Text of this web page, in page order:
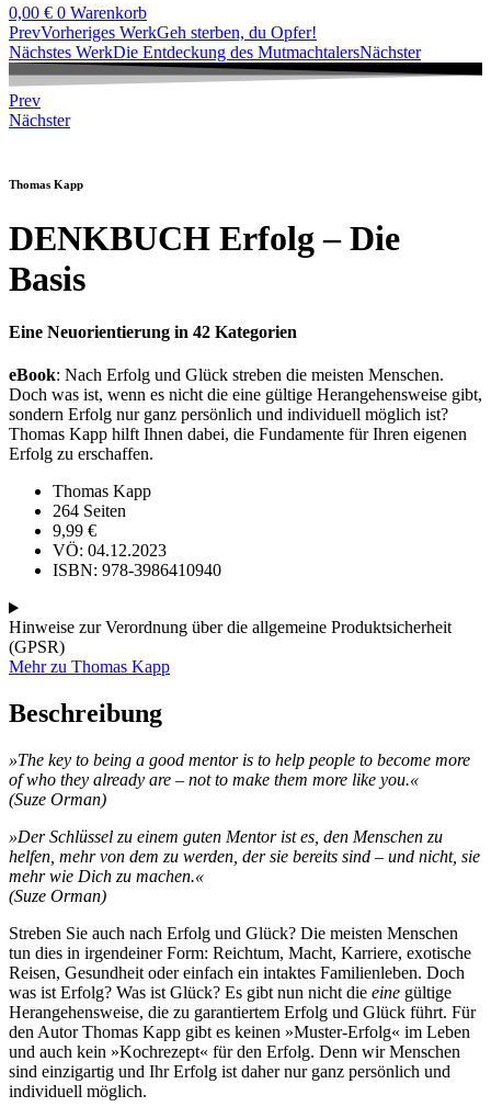
0,00 € 0 Warenkorb
PrevVorheriges WerkGeh sterben, du Opfer!
Nächstes WerkDie Entdeckung des MutmachtalersNächster
Prev
Nächster
Thomas Kapp
DENKBUCH Erfolg – Die
Basis
Eine Neuorientierung in 42 Kategorien
eBook: Nach Erfolg und Glück streben die meisten Menschen.
Doch was ist, wenn es nicht die eine gültige Herangehensweise gibt,
sondern Erfolg nur ganz persönlich und individuell möglich ist?
Thomas Kapp hilft Ihnen dabei, die Fundamente für Ihren eigenen
Erfolg zu erschaffen.
Thomas Kapp
264 Seiten
9,99 €
VÖ: 04.12.2023
ISBN: 978-3986410940
Hinweise zur Verordnung über die allgemeine Produktsicherheit
(GPSR)
Mehr zu Thomas Kapp
Beschreibung
»The key to being a good mentor is to help people to become more
of who they already are – not to make them more like you.«
(Suze Orman)
»Der Schlüssel zu einem guten Mentor ist es, den Menschen zu
helfen, mehr von dem zu werden, der sie bereits sind – und nicht, sie
mehr wie Dich zu machen.«
(Suze Orman)
Streben Sie auch nach Erfolg und Glück? Die meisten Menschen
tun dies in irgendeiner Form: Reichtum, Macht, Karriere, exotische
Reisen, Gesundheit oder einfach ein intaktes Familienleben. Doch
was ist Erfolg? Was ist Glück? Es gibt nun nicht die eine gültige
Herangehensweise, die zu garantiertem Erfolg und Glück führt. Für
den Autor Thomas Kapp gibt es keinen »Muster-Erfolg« im Leben
und auch kein »Kochrezept« für den Erfolg. Denn wir Menschen
sind einzigartig und Ihr Erfolg ist daher nur ganz persönlich und
individuell möglich.